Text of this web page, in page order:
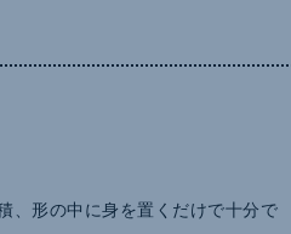
、形の中に身を置くだけで十分で